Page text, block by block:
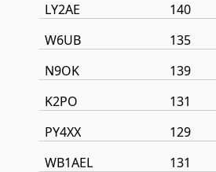
LY2AE
140
W6UB
135
N9OK
139
K2PO
131
PY4XX
129
WB1AEL
131